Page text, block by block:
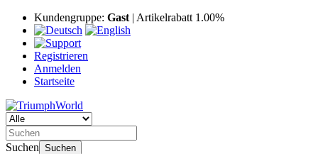
Kundengruppe: Gast | Artikelrabatt 1.00%
Registrieren
Anmelden
Startseite
Suchen Suchen